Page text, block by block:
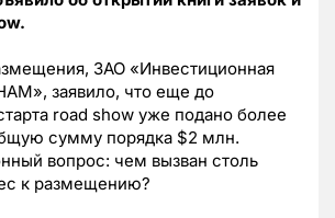
ЗАО «Инвестиционная
заявило, что еще до
road show уже подано более
сумму порядка $2 млн.
вопрос: чем вызван столь
к размещению?